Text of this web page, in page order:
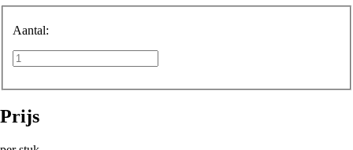
Aantal:
Prijs